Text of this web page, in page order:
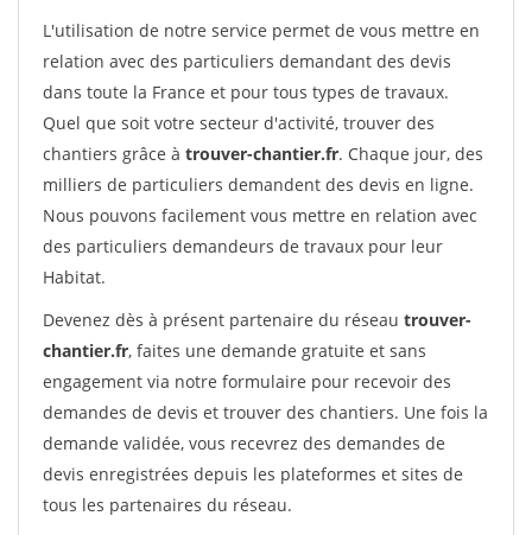
L'utilisation de notre service permet de vous mettre en
relation avec des particuliers demandant des devis
dans toute la France et pour tous types de travaux.
Quel que soit votre secteur d'activité, trouver des
chantiers grâce à trouver-chantier.fr. Chaque jour, des
milliers de particuliers demandent des devis en ligne.
Nous pouvons facilement vous mettre en relation avec
des particuliers demandeurs de travaux pour leur
Habitat.
Devenez dès à présent partenaire du réseau trouver-
chantier.fr, faites une demande gratuite et sans
engagement via notre formulaire pour recevoir des
demandes de devis et trouver des chantiers. Une fois la
demande validée, vous recevrez des demandes de
devis enregistrées depuis les plateformes et sites de
tous les partenaires du réseau.